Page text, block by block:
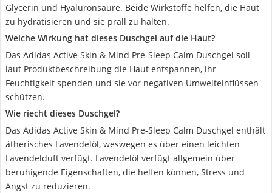
Glycerin und Hyaluronsäure. Beide Wirkstoffe helfen, die Haut
zu hydratisieren und sie prall zu halten.
Welche Wirkung hat dieses Duschgel auf die Haut?
Das Adidas Active Skin & Mind Pre-Sleep Calm Duschgel soll
laut Produktbeschreibung die Haut entspannen, ihr
Feuchtigkeit spenden und sie vor negativen Umwelteinflüssen
schützen.
Wie riecht dieses Duschgel?
Das Adidas Active Skin & Mind Pre-Sleep Calm Duschgel enthält
ätherisches Lavendelöl, weswegen es über einen leichten
Lavendelduft verfügt. Lavendelöl verfügt allgemein über
beruhigende Eigenschaften, die helfen können, Stress und
Angst zu reduzieren.